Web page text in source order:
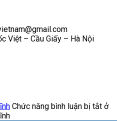
Việt – Cầu Giấy – Hà Nội
Chức năng bình luận bị tắt ở